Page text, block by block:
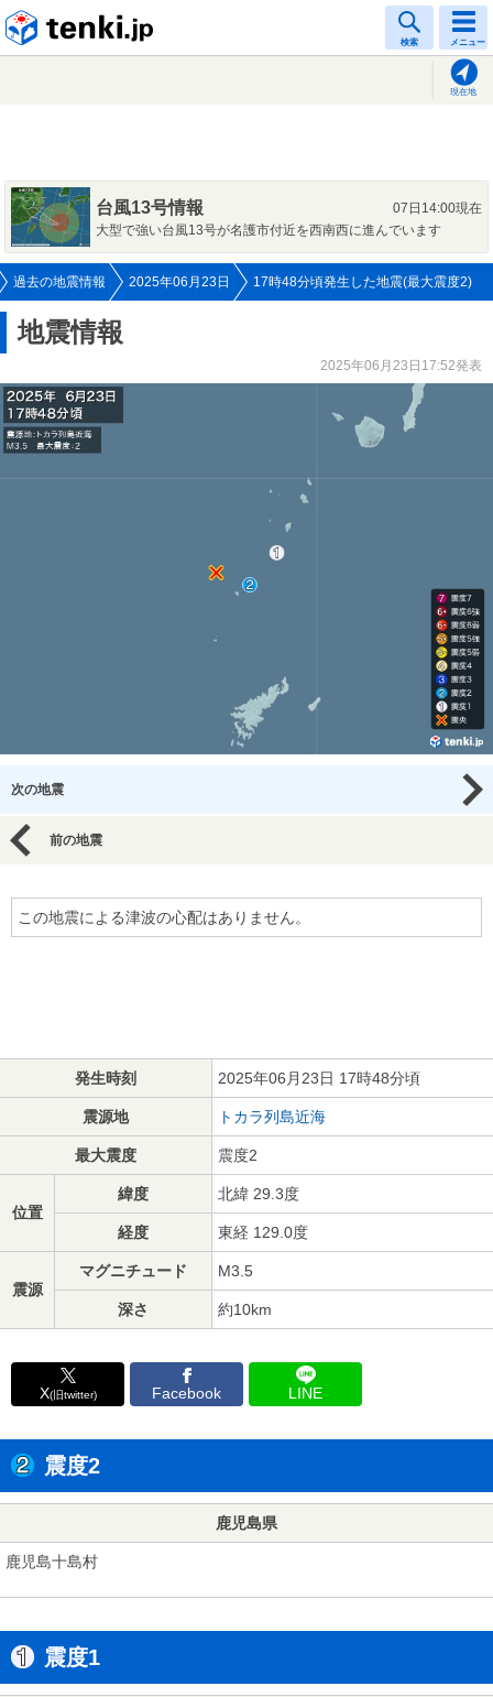
検索 メニュー
現在地
台風13号情報
07日14:00現在
大型で強い台風13号が名護市付近を西南西に進んでいます
過去の地震情報 2025年06月23日 17時48分頃発生した地震(最大震度2)
地震情報
2025年06月23日17:52発表
次の地震
前の地震
この地震による津波の心配はありません。
発生時刻 2025年06月23日 17時48分頃
震源地 トカラ列島近海
最大震度 震度2
位置
緯度 北緯 29.3度
経度 東経 129.0度
震源
マグニチュード M3.5
深さ 約10km
X(旧twitter) Facebook LINE
震度2
鹿児島県
鹿児島十島村
震度1